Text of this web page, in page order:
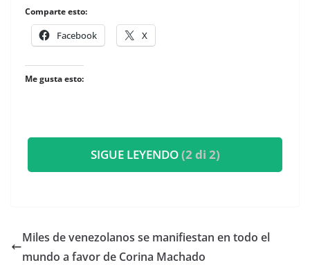
Comparte esto:
Facebook X
Me gusta esto:
SIGUE LEYENDO(2 di 2)
Miles de venezolanos se manifiestan en todo el
mundo a favor de Corina Machado